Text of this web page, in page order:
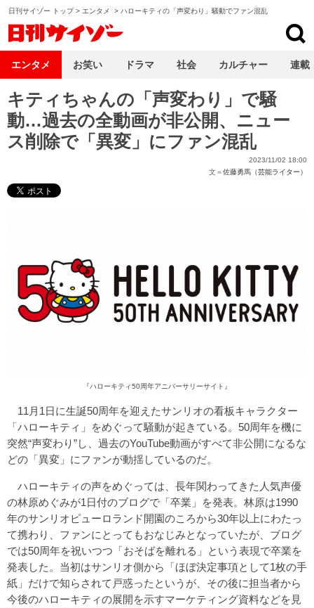
日刊サイゾー トップ> エンタメ > ハローキティの「声変わり」騒動でファン混乱
キティちゃんの「声変わり」で騒
動…過去の全動画が非公開、ニュー
ス削除で「異変」にファン混乱
2023/11/02 18:00
文＝佐藤勇馬（芸能ライター）
『ハローキティ50周年アニバーサリーサイト』
11月1日に生誕50周年を迎えたサンリオの看板キャラクター
「ハローキティ」をめぐって騒動が起きている。50周年を機に
突然“声変わり”し、過去のYouTube動画がすべて非公開になるな
どの「異変」にファンが動揺しているのだ。
ハローキティの声をめぐっては、長年関わってきた人気声優
の林原めぐみが1日付のブログで「卒業」を発表。林原は1990
年のサンリオピューロランド開園のころから30年以上にわたっ
て携わり、ファンにとってもおなじみとなっていたが、ブログ
では50周年を祝いつつ「おそばを離れる」という表現で卒業を
発表した。当初はサンリオ側から「ほぼ決定事項として1枚の手
紙」だけで知らされて戸惑ったというが、その後に担当者から
今後のハローキティの展開を示すマーケティング資料などを見
エンタメ お笑い ドラマ 社会 カルチャー 連載